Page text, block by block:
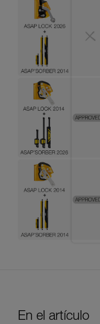
En el artículo